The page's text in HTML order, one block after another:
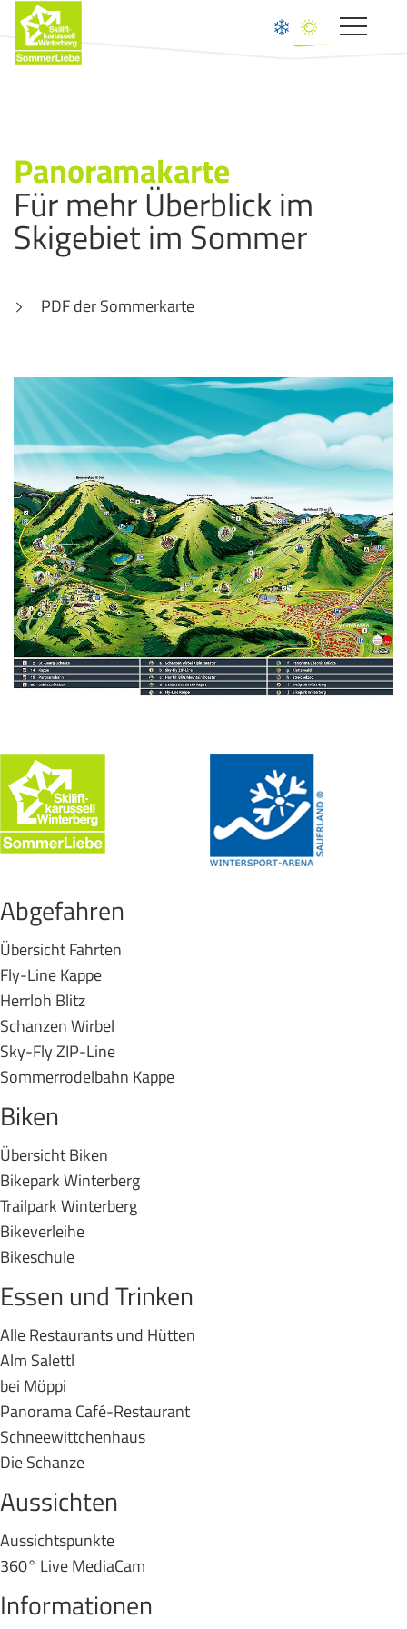
Toggle
Panoramakarte
Für mehr Überblick im
Skigebiet im Sommer
PDF der Sommerkarte
Abgefahren
Übersicht Fahrten
Fly-Line Kappe
Herrloh Blitz
Schanzen Wirbel
Sky-Fly ZIP-Line
Sommerrodelbahn Kappe
Biken
Übersicht Biken
Bikepark Winterberg
Trailpark Winterberg
Bikeverleihe
Bikeschule
Essen und Trinken
Alle Restaurants und Hütten
Alm Salettl
bei Möppi
Panorama Café-Restaurant
Schneewittchenhaus
Die Schanze
Aussichten
Aussichtspunkte
360° Live MediaCam
Informationen